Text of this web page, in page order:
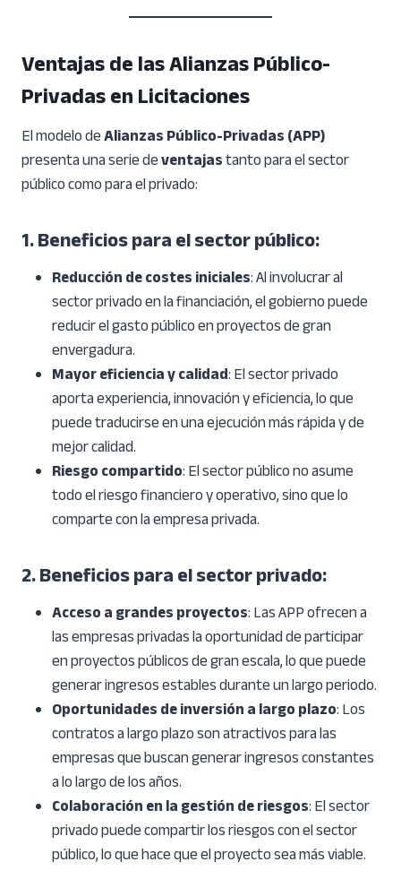
Ventajas de las Alianzas Público-
Privadas en Licitaciones
El modelo deAlianzas Público-Privadas (APP)
presenta una serie deventajastanto para el sector
público como para el privado:
1. Beneficios para el sector público:
Reducción de costes iniciales: Al involucrar al
sector privado en la financiación, el gobierno puede
reducir el gasto público en proyectos de gran
envergadura.
Mayor eficiencia y calidad: El sector privado
aporta experiencia, innovación y eficiencia, lo que
puede traducirse en una ejecución más rápida y de
mejor calidad.
Riesgo compartido: El sector público no asume
todo el riesgo financiero y operativo, sino que lo
comparte con la empresa privada.
2. Beneficios para el sector privado:
Acceso a grandes proyectos: Las APP ofrecen a
las empresas privadas la oportunidad de participar
en proyectos públicos de gran escala, lo que puede
generar ingresos estables durante un largo periodo.
Oportunidades de inversión a largo plazo: Los
contratos a largo plazo son atractivos para las
empresas que buscan generar ingresos constantes
a lo largo de los años.
Colaboración en la gestión de riesgos: El sector
privado puede compartir los riesgos con el sector
público, lo que hace que el proyecto sea más viable.